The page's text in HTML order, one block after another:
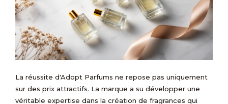
La réussite d'Adopt Parfums ne repose pas uniquement
sur des prix attractifs. La marque a su développer une
véritable expertise dans la création de fragrances qui